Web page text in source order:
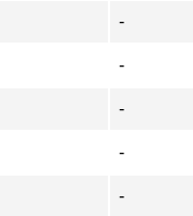
-
-
-
-
-